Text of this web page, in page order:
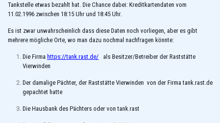
Tankstelle etwas bezahlt hat. Die Chance dabei: Kreditkartendaten vom
11.02.1996 zwischen 18:15 Uhr und 18:45 Uhr.
Es ist zwar unwahrscheinlich dass diese Daten noch vorliegen, aber es gibt
mehrere mögliche Orte, wo man dazu nochmal nachfragen könnte:
Die Firma https://tank.rast.de/ als Besitzer/Betreiber der Raststätte
Vierwinden
Der damalige Pächter, der Raststätte Vierwinden von der Firma tank.rast.de
gepachtet hatte
Die Hausbank des Pächters oder von tank.rast